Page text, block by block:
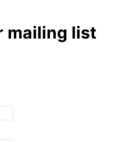
mailing list